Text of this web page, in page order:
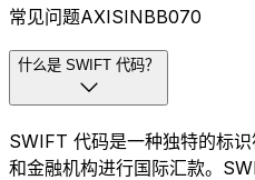
常见问题AXISINBB070
什么是 SWIFT 代码？
SWIFT 代码是一种独特的标
和金融机构进行国际汇款。